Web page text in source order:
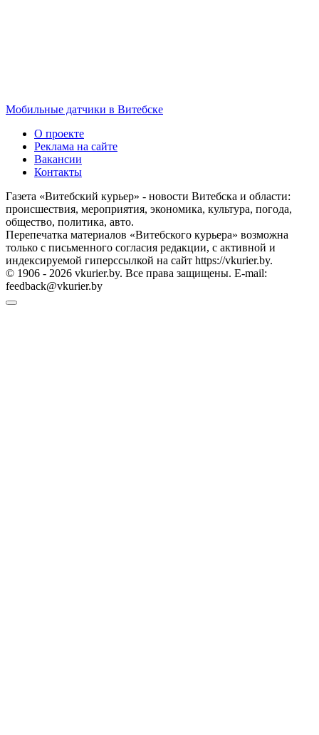
Мобильные датчики в Витебске
О проекте
Реклама на сайте
Вакансии
Контакты
Газета «Витебский курьер» - новости Витебска и области:
происшествия, мероприятия, экономика, культура, погода,
общество, политика, авто.
Перепечатка материалов «Витебского курьера» возможна
только с письменного согласия редакции, с активной и
индексируемой гиперссылкой на сайт https://vkurier.by.
© 1906 - 2026 vkurier.by. Все права защищены. E-mail:
feedback@vkurier.by